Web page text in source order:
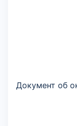
Документ об